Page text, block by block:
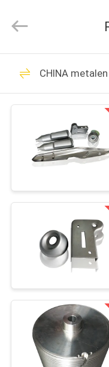
THUIS
PRODUCTEN
OVER
ONS
CONTACT
ONS
WOODOO
TRADE
Rights
Op
pijpklem
De
CHINA